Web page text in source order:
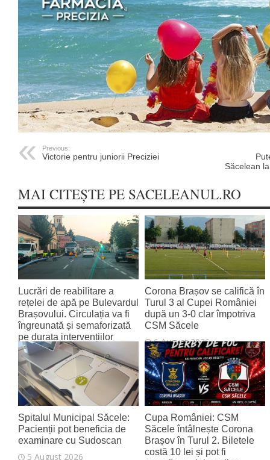
Previous:
Victorie pentru juniorii Preciziei
Săcelean
MAI CITEȘTE PE SACELEANUL.RO
Lucrări de reabilitare a
rețelei de apă pe Bulevardul
Brașovului. Circulația va fi
îngreunată și semaforizată
pe durata intervențiilor
6 August 2026
Corona Brașov se califică în
Turul 3 al Cupei României
după un 3-0 clar împotriva
CSM Săcele
6 August 2026
Spitalul Municipal Săcele:
Pacienții pot beneficia de
examinare cu Sudoscan
5 August 2026
Cupa României: CSM
Săcele întâlnește Corona
Brașov în Turul 2. Biletele
costă 10 lei și pot fi